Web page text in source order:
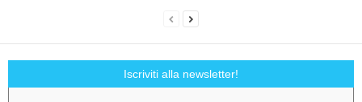
Iscriviti alla newsletter!